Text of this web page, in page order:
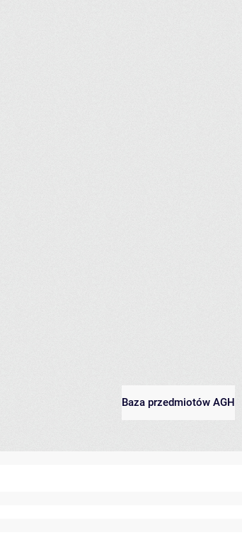
Baza przedmiotów AGH